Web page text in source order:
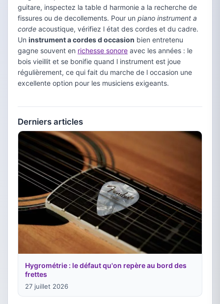
guitare, inspectez la table d harmonie a la recherche de
fissures ou de decollements. Pour un piano instrument a
corde acoustique, vérifiez l état des cordes et du cadre.
Un instrument a cordes d occasion bien entretenu
gagne souvent en richesse sonore avec les années : le
bois vieillit et se bonifie quand l instrument est joue
régulièrement, ce qui fait du marche de l occasion une
excellente option pour les musiciens exigeants.
Derniers articles
Hygrométrie : le défaut qu'on repère au bord des
frettes
27 juillet 2026